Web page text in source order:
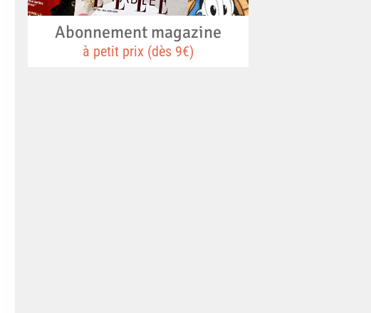
Abonnement magazine
à petit prix (dès 9€)